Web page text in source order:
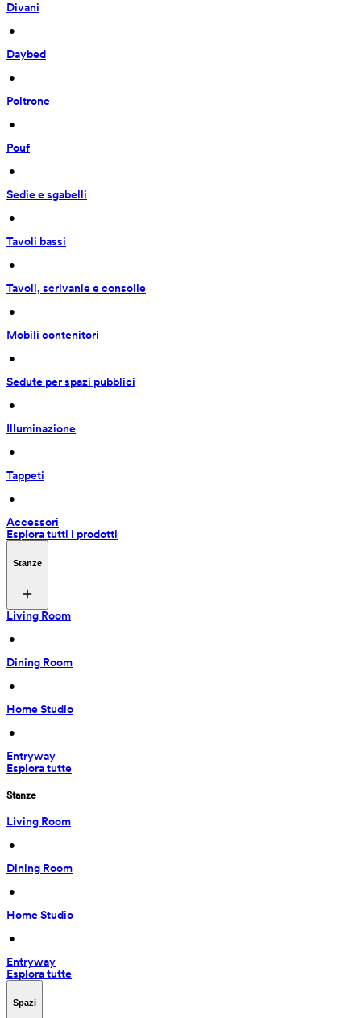
Divani
•
Daybed
•
Poltrone
•
Pouf
•
Sedie e sgabelli
•
Tavoli bassi
•
Tavoli, scrivanie e consolle
•
Mobili contenitori
•
Sedute per spazi pubblici
•
Illuminazione
•
Tappeti
•
Accessori
Esplora tutti i prodotti
Stanze
Living Room
•
Dining Room
•
Home Studio
•
Entryway
Esplora tutte
Stanze
Living Room
•
Dining Room
•
Home Studio
•
Entryway
Esplora tutte
Spazi